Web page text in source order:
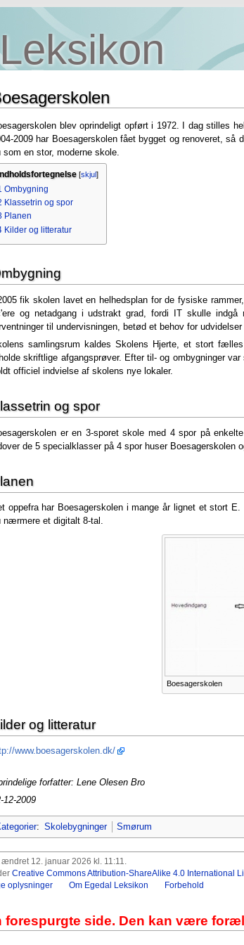
blev oprindeligt opført i 1972. I dag stilles
2009 har Boesagerskolen fået bygget og renoveret,
som en stor, moderne skole.
Indholdsfortegnelse [skjul]
Ombygning
Klassetrin og spor
Planen
Kilder og litteratur
fik skolen lavet en helhedsplan for de fysiske
og netadgang i udstrakt grad, fordi IT skulle
til undervisningen, betød et behov for
samlingsrum kaldes Skolens Hjerte, et stort
skriftlige afgangsprøver. Efter til- og ombygninger
officiel indvielse af skolens nye lokaler.
og spor
er en 3-sporet skole med 4 spor på
de 5 specialklasser på 4 spor huser
oppefra har Boesagerskolen i mange år lignet et stort
nærmere et digitalt 8-tal.
Boesagerskolen
og litteratur
www.boesagerskolen.dk/
forfatter: Lene Olesen Bro
12-2009
: Skolebygninger Smørum
12. januar 2026 kl. 11:11.
Creative Commons Attribution-ShareAlike 4.0 International
oplysninger
Om Egedal Leksikon Forbehold
forespurgte side. Den kan være